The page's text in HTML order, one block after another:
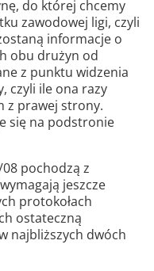
do której chcemy
zawodowej ligi, czyli
informacje o
obu drużyn od
z punktu widzenia
czyli ile ona razy
z prawej strony.
się na podstronie
pochodzą z
jeszcze
protokołach
ostateczną
najbliższych dwóch